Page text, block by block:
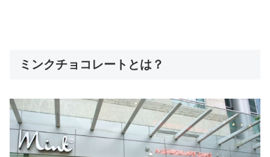
ミンクチョコレートとは？